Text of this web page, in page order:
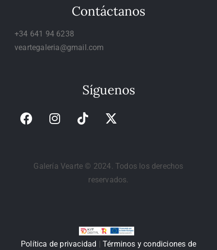
Contáctanos
+34 641 94 6238
veartegaleria@gmail.com
Síguenos
Galería Vearte © 2024. Todos los derechos
reservados.
Política de privacidad Términos y condiciones de